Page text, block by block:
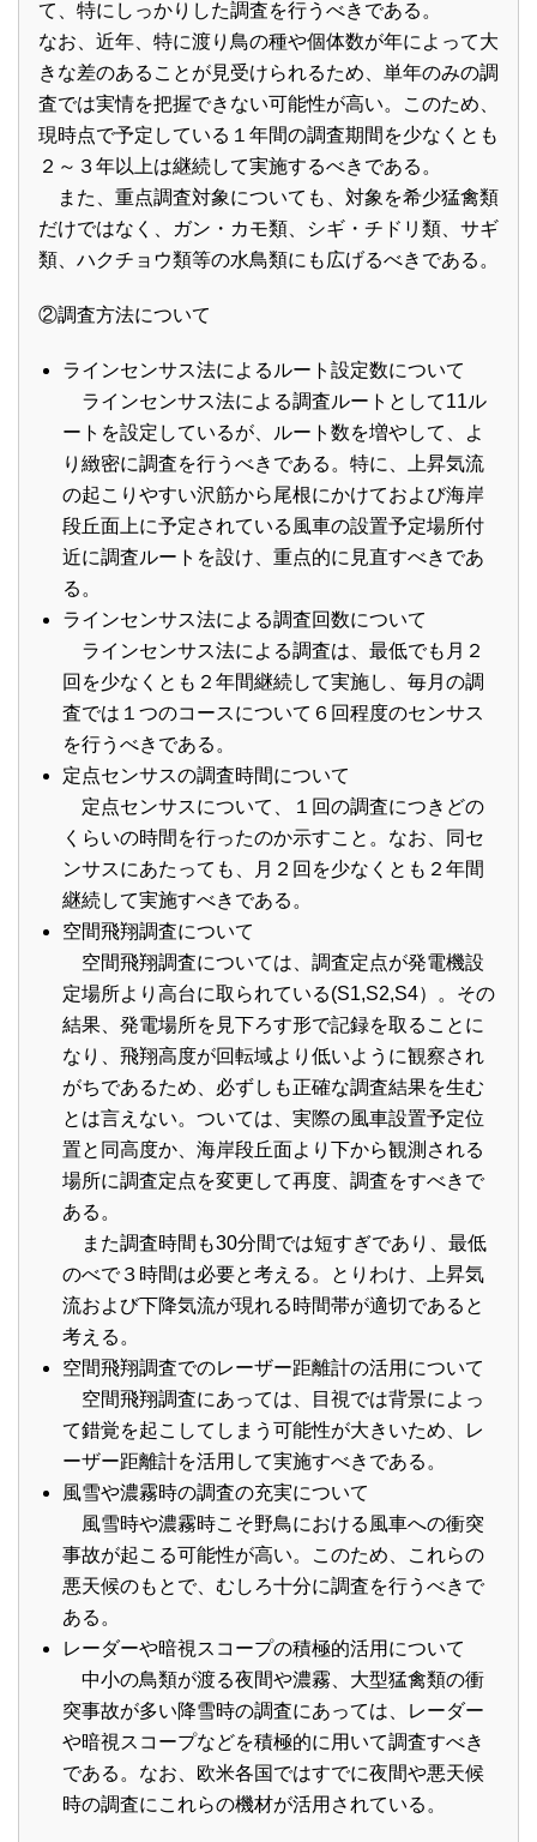
て、特にしっかりした調査を行うべきである。
なお、近年、特に渡り鳥の種や個体数が年によって大
きな差のあることが見受けられるため、単年のみの調
査では実情を把握できない可能性が高い。このため、
現時点で予定している１年間の調査期間を少なくとも
２～３年以上は継続して実施するべきである。
また、重点調査対象についても、対象を希少猛禽類
だけではなく、ガン・カモ類、シギ・チドリ類、サギ
類、ハクチョウ類等の水鳥類にも広げるべきである。
②調査方法について
ラインセンサス法によるルート設定数について
ラインセンサス法による調査ルートとして11ル
ートを設定しているが、ルート数を増やして、よ
り緻密に調査を行うべきである。特に、上昇気流
の起こりやすい沢筋から尾根にかけておよび海岸
段丘面上に予定されている風車の設置予定場所付
近に調査ルートを設け、重点的に見直すべきであ
る。
ラインセンサス法による調査回数について
ラインセンサス法による調査は、最低でも月２
回を少なくとも２年間継続して実施し、毎月の調
査では１つのコースについて６回程度のセンサス
を行うべきである。
定点センサスの調査時間について
定点センサスについて、１回の調査につきどの
くらいの時間を行ったのか示すこと。なお、同セ
ンサスにあたっても、月２回を少なくとも２年間
継続して実施すべきである。
空間飛翔調査について
空間飛翔調査については、調査定点が発電機設
定場所より高台に取られている(S1,S2,S4）。その
結果、発電場所を見下ろす形で記録を取ることに
なり、飛翔高度が回転域より低いように観察され
がちであるため、必ずしも正確な調査結果を生む
とは言えない。ついては、実際の風車設置予定位
置と同高度か、海岸段丘面より下から観測される
場所に調査定点を変更して再度、調査をすべきで
ある。
また調査時間も30分間では短すぎであり、最低
のべで３時間は必要と考える。とりわけ、上昇気
流および下降気流が現れる時間帯が適切であると
考える。
空間飛翔調査でのレーザー距離計の活用について
空間飛翔調査にあっては、目視では背景によっ
て錯覚を起こしてしまう可能性が大きいため、レ
ーザー距離計を活用して実施すべきである。
風雪や濃霧時の調査の充実について
風雪時や濃霧時こそ野鳥における風車への衝突
事故が起こる可能性が高い。このため、これらの
悪天候のもとで、むしろ十分に調査を行うべきで
ある。
レーダーや暗視スコープの積極的活用について
中小の鳥類が渡る夜間や濃霧、大型猛禽類の衝
突事故が多い降雪時の調査にあっては、レーダー
や暗視スコープなどを積極的に用いて調査すべき
である。なお、欧米各国ではすでに夜間や悪天候
時の調査にこれらの機材が活用されている。